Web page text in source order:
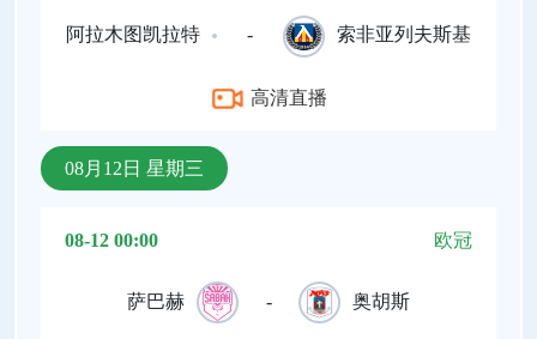
阿拉木图凯拉特 - 索非亚列夫斯基
高清直播
08月12日 星期三
08-12 00:00 欧冠
萨巴赫 - 奥胡斯